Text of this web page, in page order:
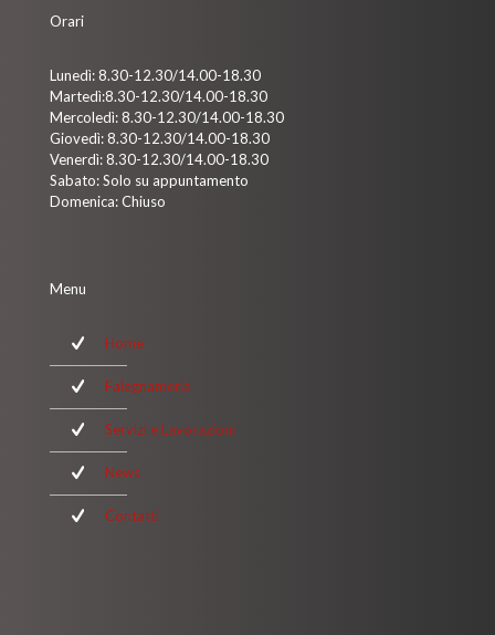
Orari
Lunedì: 8.30-12.30/14.00-18.30
Martedì:8.30-12.30/14.00-18.30
Mercoledì: 8.30-12.30/14.00-18.30
Giovedì: 8.30-12.30/14.00-18.30
Venerdì: 8.30-12.30/14.00-18.30
Sabato: Solo su appuntamento
Domenica: Chiuso
Menu
Home
Falegnameria
Servizi e Lavorazioni
News
Contatti